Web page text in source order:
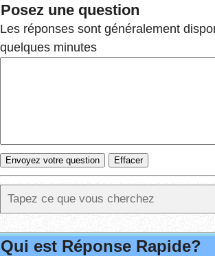
Posez une question
Les réponses sont généralement
quelques minutes
Qui est Réponse Rapide?